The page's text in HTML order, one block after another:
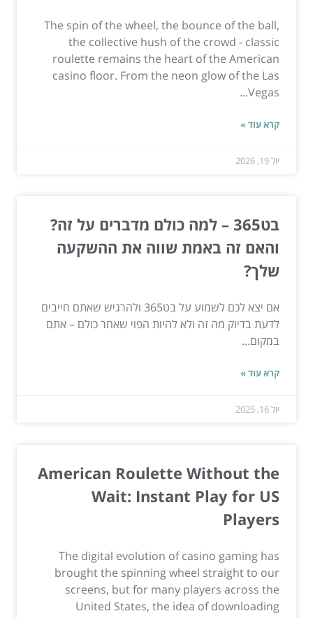
The spin of the wheel, the bounce of the ball,
the collective hush of the crowd - classic
roulette remains the heart of the American
casino floor. From the neon glow of the Las
Vegas...
קרא עוד »
יול 19, 2026
בט365 – למה כולם מדברים על זה?
והאם זה באמת שווה את ההשקעה
שלך?
אם יצא לכם לשמוע על בט365 ולהרגיש שאתם חייבים
לדעת בדיוק מה זה ולא להיות הפוי שאחר כולם – אתם
במקום...
קרא עוד »
יול 16, 2025
American Roulette Without the
Wait: Instant Play for US
Players
The digital evolution of casino gaming has
brought the spinning wheel straight to our
screens, but for many players across the
United States, the idea of downloading